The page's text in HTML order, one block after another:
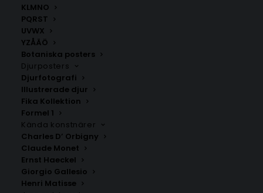
KLMNO
PQRST
UVWX
YZÅÄÖ
Botaniska posters
Djurposters
Djurfotografi
Illustrerade djur
Fika Kollektion
Formel 1
Kända konstnärer
Charles D’ Orbigny
Claude Monet
Ernst Haeckel
Giorgio Gallesio
Henri Matisse
inspirerande atmosfär i ditt hem.
Du kan också skapa din egen poster HÄR.
Välj mellan fyra olika storlekar: 50×70 cm, 40×50 cm,
30×40 cm och 21×30 cm.
Låttext,Musikposters
ANDRA KÖPTE ÄVEN